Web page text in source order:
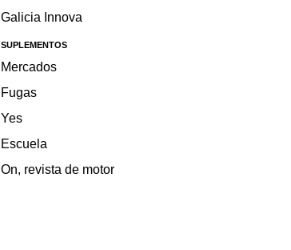
Galicia Innova
SUPLEMENTOS
Mercados
Fugas
Yes
Escuela
On, revista de motor